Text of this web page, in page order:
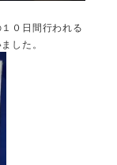
０日間行われる
した。